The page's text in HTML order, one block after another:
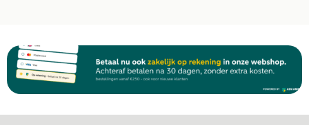
Professionele hosting beschikbaar
Wij bieden professionelehosting
veilige, stabiele en geoptimaliseerde omgeving voor